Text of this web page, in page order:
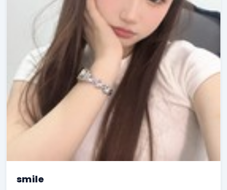
smile